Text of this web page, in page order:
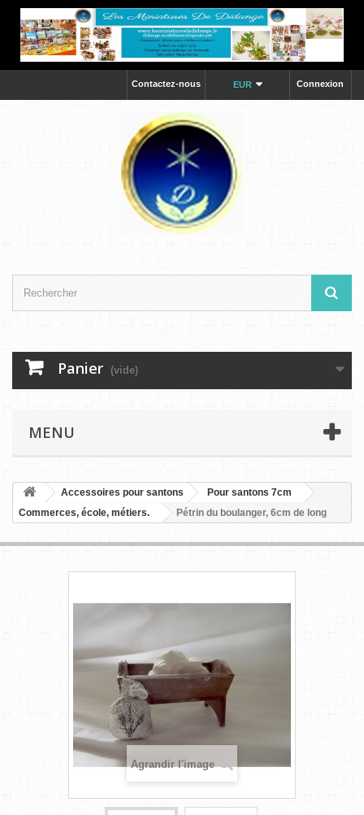
Connexion
EUR
Contactez-nous
Panier (vide)
MENU
Accessoires pour santons
Pour santons 7cm
Commerces, école, métiers.
Pétrin du boulanger, 6cm de long
Agrandir l'image